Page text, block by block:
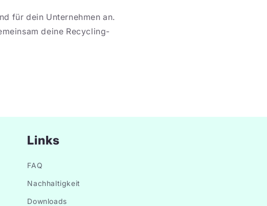
für dein Unternehmen an.
deine Recycling-
Links
FAQ
Nachhaltigkeit
Downloads